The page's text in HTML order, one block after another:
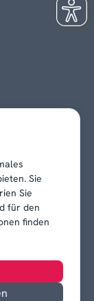
Sie
Sie
für den
finden